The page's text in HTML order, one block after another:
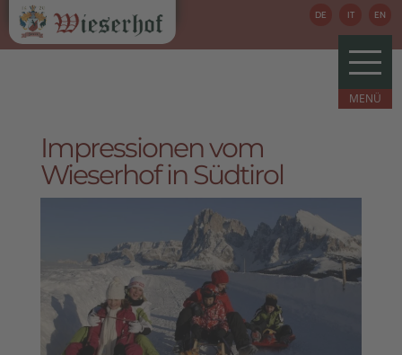
DE IT EN
Impressionen vom
Wieserhof in Südtirol